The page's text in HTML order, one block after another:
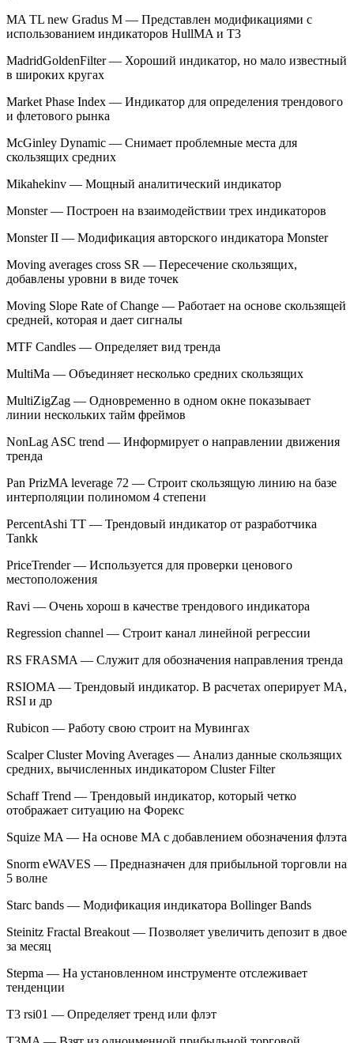
MA TL new Gradus M — Представлен модификациями с
использованием индикаторов HullMA и Т3
MadridGoldenFilter — Хороший индикатор, но мало известный
в широких кругах
Market Phase Index — Индикатор для определения трендового
и флетового рынка
McGinley Dynamic — Снимает проблемные места для
скользящих средних
Mikahekinv — Мощный аналитический индикатор
Monster — Построен на взаимодействии трех индикаторов
Monster II — Модификация авторского индикатора Monster
Moving averages cross SR — Пересечение скользящих,
добавлены уровни в виде точек
Moving Slope Rate of Change — Работает на основе скользящей
средней, которая и дает сигналы
MTF Candles — Определяет вид тренда
MultiMa — Объединяет несколько средних скользящих
MultiZigZag — Одновременно в одном окне показывает
линии нескольких тайм фреймов
NonLag ASC trend — Информирует о направлении движения
тренда
Pan PrizMA leverage 72 — Строит скользящую линию на базе
интерполяции полиномом 4 степени
PercentAshi TT — Трендовый индикатор от разработчика
Tankk
PriceTrender — Используется для проверки ценового
местоположения
Ravi — Очень хорош в качестве трендового индикатора
Regression channel — Строит канал линейной регрессии
RS FRASMA — Служит для обозначения направления тренда
RSIOMA — Трендовый индикатор. В расчетах оперирует МА,
RSI и др
Rubicon — Работу свою строит на Мувингах
Scalper Cluster Moving Averages — Анализ данные скользящих
средних, вычисленных индикатором Cluster Filter
Schaff Trend — Трендовый индикатор, который четко
отображает ситуацию на Форекс
Squize MA — На основе MA с добавлением обозначения флэта
Snorm eWAVES — Предназначен для прибыльной торговли на
5 волне
Starc bands — Модификация индикатора Bollinger Bands
Steinitz Fractal Breakout — Позволяет увеличить депозит в двое
за месяц
Stepma — На установленном инструменте отслеживает
тенденции
T3 rsi01 — Определяет тренд или флэт